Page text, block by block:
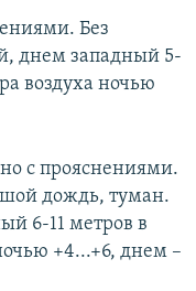
Без
днем западный 5-
воздуха ночью
с прояснениями.
дождь, туман.
6-11 метров в
+4...+6, днем –